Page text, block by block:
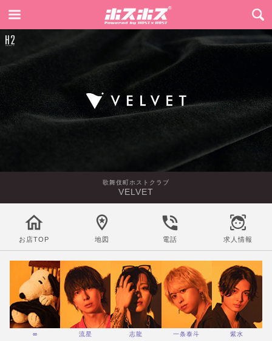
歌舞伎町ホストクラブ
VELVET
お店TOP 地図 電話 求人情報
∞ 流星 志龍 一条泰斗 紫水